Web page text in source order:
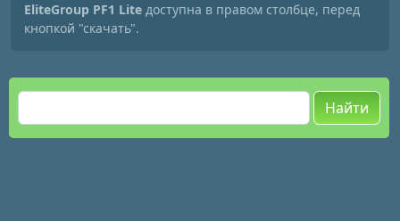
EliteGroup PF1 Lite доступна в правом столбце, перед
кнопкой "скачать".
Найти